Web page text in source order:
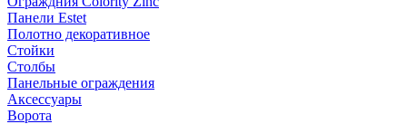
Панели Estet
Полотно декоративное
Стойки
Столбы
Панельные ограждения
Аксессуары
Ворота